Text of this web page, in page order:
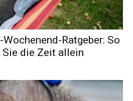
Ratgeber: So
Sie die Zeit allein